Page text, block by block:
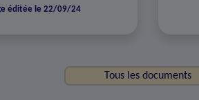
éditée le 22/09/24
Tous les documents